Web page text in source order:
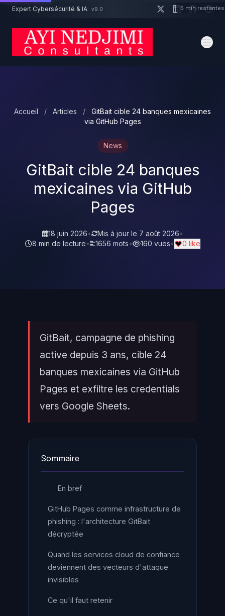
Aller au contenu principal
Expert Cybersécurité & IA v9.0
Accueil / Articles /
GitBait cible 24 banques mexicaines
via GitHub Pages
News
GitBait cible 24 banques
mexicaines via GitHub
Pages
18 juin 2026• Mis à jour le 7 août 2026•
8 min de lecture• 1656 mots• 160 vues• 0 like
GitBait, campagne de phishing
active depuis 3 ans, cible 24
banques mexicaines via GitHub
Pages et exfiltre les credentials
vers Google Sheets.
Sommaire
En bref
GitHub Pages comme infrastructure de
phishing : l'architecture GitBait
décryptée
Quand les services cloud de confiance
deviennent des vecteurs d'attaque
invisibles
Ce qu'il faut retenir
Un projet cybersécurité ? 5 min restantes